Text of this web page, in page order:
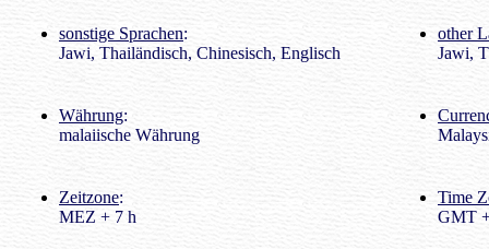
sonstige Sprachen:
Jawi, Thailändisch, Chinesisch, Englisch
other
Jawi,
Währung:
malaiische Währung
Zeitzone:
MEZ + 7 h
Time
GMT